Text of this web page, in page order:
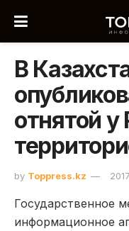
В
отнятой у
by Toppress.kz
Государственное
информационное